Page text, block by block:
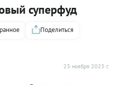
суперфуд
23 ноября 2025 г.
Поделиться